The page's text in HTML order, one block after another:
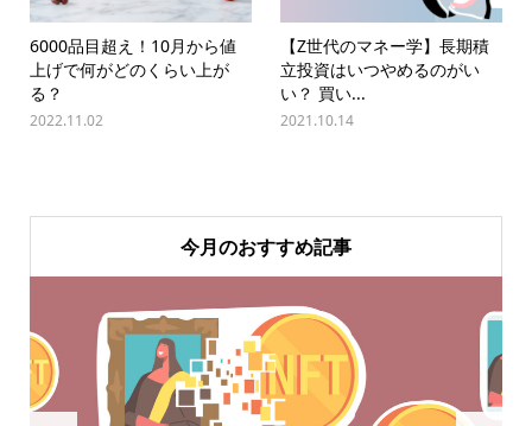
6000品目超え！10月から値
上げで何がどのくらい上が
る？
2022.11.02
【Z世代のマネー学】長期積
立投資はいつやめるのがい
い？ 買い...
2021.10.14
今月のおすすめ記事